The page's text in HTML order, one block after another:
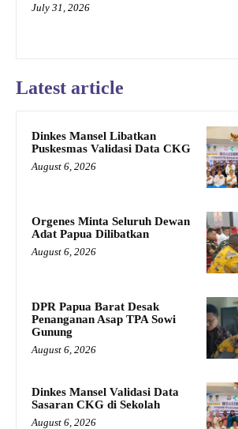
July 31, 2026
Latest article
Dinkes Mansel Libatkan
Puskesmas Validasi Data CKG
August 6, 2026
Orgenes Minta Seluruh Dewan
Adat Papua Dilibatkan
August 6, 2026
DPR Papua Barat Desak
Penanganan Asap TPA Sowi
Gunung
August 6, 2026
Dinkes Mansel Validasi Data
Sasaran CKG di Sekolah
August 6, 2026